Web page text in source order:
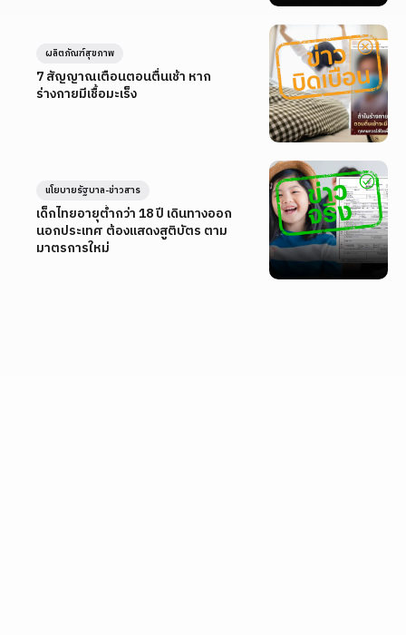
7 สัญญาณเตือนตอนตื่นเช้า หาก
ร่างกายมีเชื้อมะเร็ง
ผลิตภัณฑ์สุขภาพ
เด็กไทยอายุต่ำกว่า 18 ปี เดินทางออก
นอกประเทศ ต้องแสดงสูติบัตร ตาม
มาตรการใหม่
นโยบายรัฐบาล-ข่าวสาร